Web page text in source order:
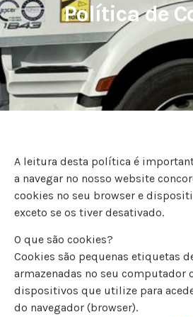
Política de
A leitura desta política é
a navegar no nosso website
cookies no seu browser e
exceto se os tiver desativado.
O que são cookies?
Cookies são pequenas etiquetas
armazenadas no seu computador
dispositivos que utilize para
do navegador (browser).